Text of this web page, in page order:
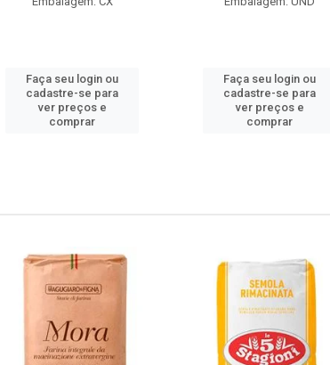
Faça seu login ou
cadastre-se para
ver preços e
comprar
Faça seu login ou
cadastre-se para
ver preços e
comprar